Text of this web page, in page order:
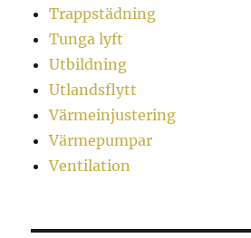
Trappstädning
Tunga lyft
Utbildning
Utlandsflytt
Värmeinjustering
Värmepumpar
Ventilation